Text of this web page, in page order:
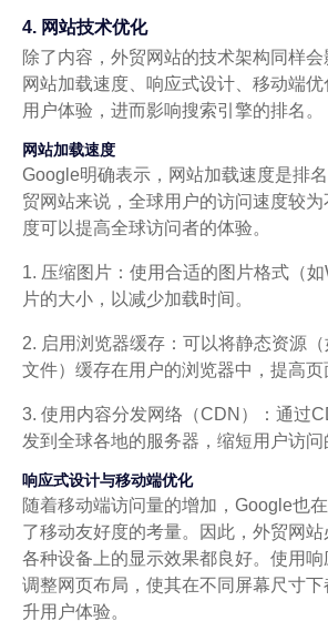
4. 网站技术优化
除了内容，外贸网站的技术架构同样会
网站加载速度、响应式设计、移动端
用户体验，进而影响搜索引擎的排名。
网站加载速度
Google明确表示，网站加载速度是排
贸网站来说，全球用户的访问速度较
度可以提高全球访问者的体验。
1. 压缩图片：使用合适的图片格式（
片的大小，以减少加载时间。
2. 启用浏览器缓存：可以将静态资源
文件）缓存在用户的浏览器中，提高页
3. 使用内容分发网络（CDN）：通过
发到全球各地的服务器，缩短用户访问
响应式设计与移动端优化
随着移动端访问量的增加，Google也
了移动友好度的考量。因此，外贸网
各种设备上的显示效果都良好。使用
调整网页布局，使其在不同屏幕尺寸
升用户体验。